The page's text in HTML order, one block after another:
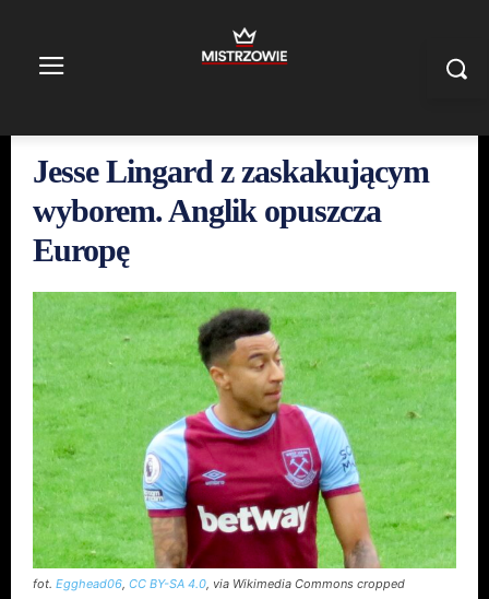
Jesse Lingard z zaskakującym
wyborem. Anglik opuszcza
Europę
fot. Egghead06, CC BY-SA 4.0, via Wikimedia Commons cropped